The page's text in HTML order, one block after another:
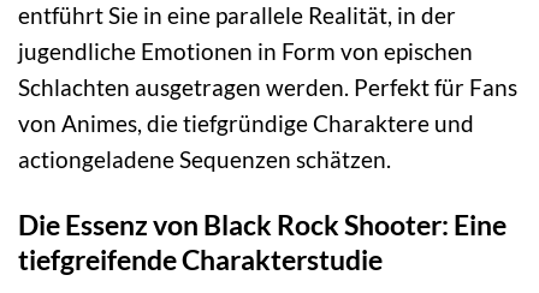
entführt Sie in eine parallele Realität, in der
jugendliche Emotionen in Form von epischen
Schlachten ausgetragen werden. Perfekt für Fans
von Animes, die tiefgründige Charaktere und
actiongeladene Sequenzen schätzen.
Die Essenz von Black Rock Shooter: Eine
tiefgreifende Charakterstudie